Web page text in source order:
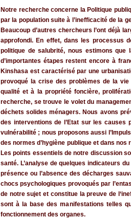
Notre recherche concerne la Politique
par la population suite à l’inefficacité de la
Beaucoup d’autres chercheurs l’ont déjà
approfondi. En effet, dans les processus
politique de salubrité, nous estimons
d’importantes étapes restent encore à
Kinshasa est caractérisé par une
provoqué la crise des problèmes de la
qualité et à la propriété foncière,
recherche, se trouve le volet du
déchets solides ménagers. Nous avons
des interventions de l’Etat sur les
vulnérabilité ; nous proposons aussi
des normes d’hygiène publique et dans
Les points essentiels de notre discussion
santé. L’analyse de quelques indicateurs
présence ou l’absence des décharges
chocs psychologiques provoqués par
de notre sujet et constitue la preuve de
sont à la base des manifestations telles
fonctionnement des organes.